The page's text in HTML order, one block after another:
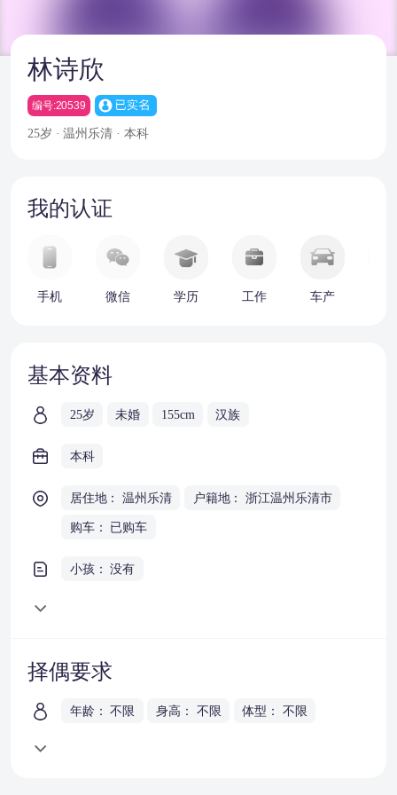
林诗欣
编号:20539
25岁 · 温州乐清 · 本科
我的认证
手机 微信 学历 工作 车产
基本资料
25岁 未婚 155cm 汉族
本科
居住地： 温州乐清 户籍地： 浙江温州乐清市
购车： 已购车
小孩： 没有
择偶要求
年龄： 不限 身高： 不限 体型： 不限